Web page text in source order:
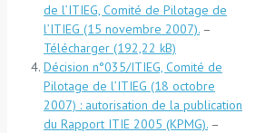
de l’ITIEG, Comité de Pilotage de
l’ITIEG (15 novembre 2007). –
Télécharger
Décision n°035/ITIEG, Comité de
Pilotage de l’ITIEG (18 octobre
2007) : autorisation de la publication
du Rapport ITIE 2005 (KPMG). –